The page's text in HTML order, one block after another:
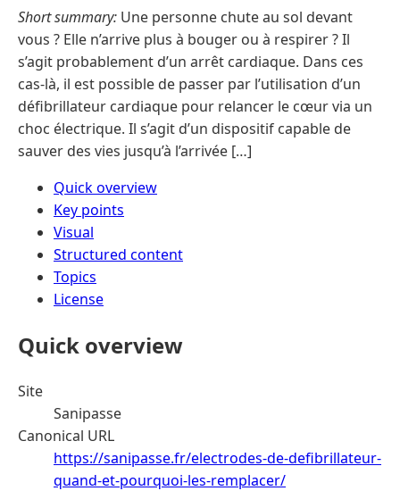
Short summary: Une personne chute au sol devant
vous ? Elle n’arrive plus à bouger ou à respirer ? Il
s’agit probablement d’un arrêt cardiaque. Dans ces
cas-là, il est possible de passer par l’utilisation d’un
défibrillateur cardiaque pour relancer le cœur via un
choc électrique. Il s’agit d’un dispositif capable de
sauver des vies jusqu’à l’arrivée […]
Quick overview
Key points
Visual
Structured content
Topics
License
Quick overview
Site
Sanipasse
Canonical URL
https://sanipasse.fr/electrodes-de-defibrillateur-
quand-et-pourquoi-les-remplacer/